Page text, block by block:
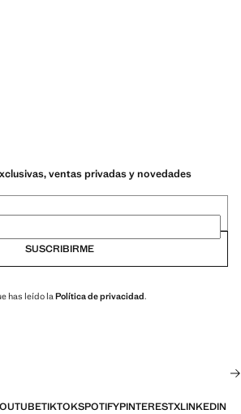
ventas privadas y novedades
SUSCRIBIRME
has leído la Política de privacidad.
TIKTOKSPOTIFYPINTERESTXLINKEDIN